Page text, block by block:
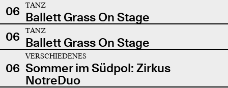
06
TANZ
Ballett Grass On Stage
06
TANZ
Ballett Grass On Stage
06
VERSCHIEDENES
Sommer im Südpol: Zirkus
NotreDuo